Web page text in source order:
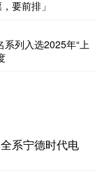
要前排」
列入选2025年“上
系宁德时代电